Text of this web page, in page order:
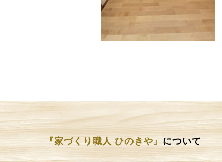
『家づくり職人 ひのきや』 について